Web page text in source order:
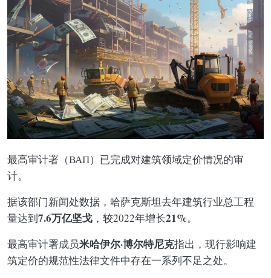
最高审计署（ВАП）已完成对建筑领域定价情况的审
计。
据该部门新闻处数据，哈萨克斯坦去年建筑行业总工程
量达到7.6万亿坚戈 ，较2022年增长21%。
最高审计署成员米哈伊尔·博尔特尼克指出，现行影响建
筑定价的规范性法律文件中存在一系列不足之处。